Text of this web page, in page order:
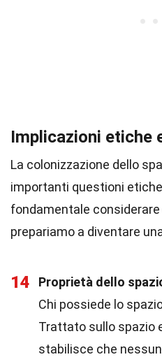
Implicazioni etiche
La colonizzazione dello
importanti questioni
fondamentale
prepariamo a diventare
14
Proprietà dello
Chi possiede lo
Trattato sullo spazio
stabilisce che